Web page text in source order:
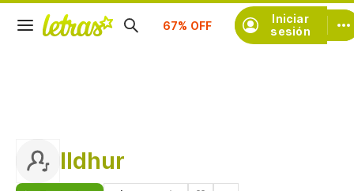
Iniciar
sesión
Suscríbete
Ildhur